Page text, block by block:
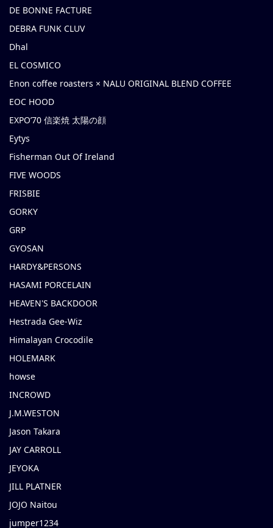
DE BONNE FACTURE
DEBRA FUNK CLUV
Dhal
EL COSMICO
Enon coffee roasters × NALU ORIGINAL BLEND COFFEE
EOC HOOD
EXPO’70 信楽焼 太陽の顔
Eytys
Fisherman Out Of Ireland
FIVE WOODS
FRISBIE
GORKY
GRP
GYOSAN
HARDY&PERSONS
HASAMI PORCELAIN
HEAVEN'S BACKDOOR
Hestrada Gee-Wiz
Himalayan Crocodile
HOLEMARK
howse
INCROWD
J.M.WESTON
Jason Takara
JAY CARROLL
JEYOKA
JILL PLATNER
JOJO Naitou
jumper1234